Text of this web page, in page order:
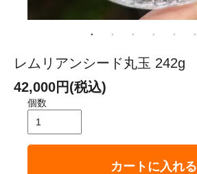
レムリアンシード丸玉 242g
42,000円(税込)
個数
カートに入れる